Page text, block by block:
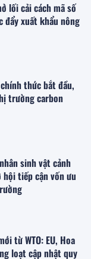
lối cải cách mã số
xuất khẩu nông
thức bắt đầu,
trường carbon
sinh vật cảnh
hội tiếp cận vốn ưu
từ WTO: EU, Hoa
loạt cập nhật quy